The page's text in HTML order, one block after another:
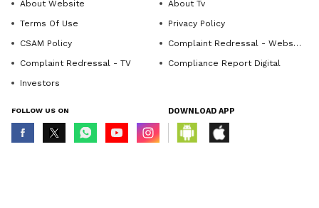
About Website
About Tv
Terms Of Use
Privacy Policy
CSAM Policy
Complaint Redressal - Website
Complaint Redressal - TV
Compliance Report Digital
Investors
FOLLOW US ON DOWNLOAD APP